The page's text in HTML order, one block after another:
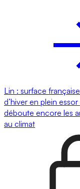
Lin : surface
d’hiver en plein essor
déboute encore les
au climat